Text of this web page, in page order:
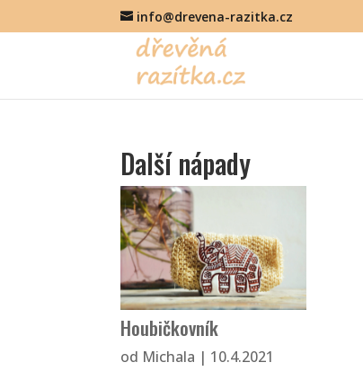
info@drevena-razitka.cz
Další nápady
Houbičkovník
od Michala | 10.4.2021